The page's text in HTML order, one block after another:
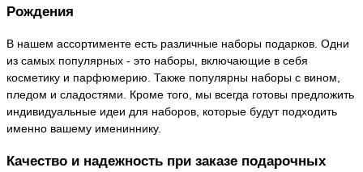
Рождения
В нашем ассортименте есть различные наборы подарков. Одни
из самых популярных - это наборы, включающие в себя
косметику и парфюмерию. Также популярны наборы с вином,
пледом и сладостями. Кроме того, мы всегда готовы предложить
индивидуальные идеи для наборов, которые будут подходить
именно вашему имениннику.
Качество и надежность при заказе подарочных